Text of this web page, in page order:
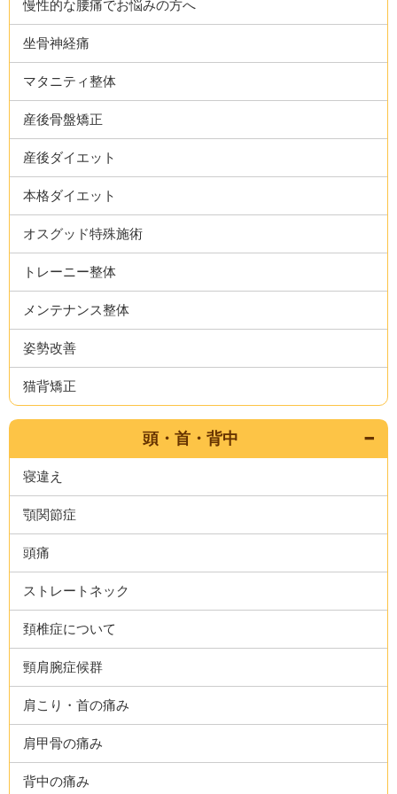
慢性的な腰痛でお悩みの方へ
坐骨神経痛
マタニティ整体
産後骨盤矯正
産後ダイエット
本格ダイエット
オスグッド特殊施術
トレーニー整体
メンテナンス整体
姿勢改善
猫背矯正
頭・首・背中
寝違え
顎関節症
頭痛
ストレートネック
頚椎症について
頸肩腕症候群
肩こり・首の痛み
肩甲骨の痛み
背中の痛み